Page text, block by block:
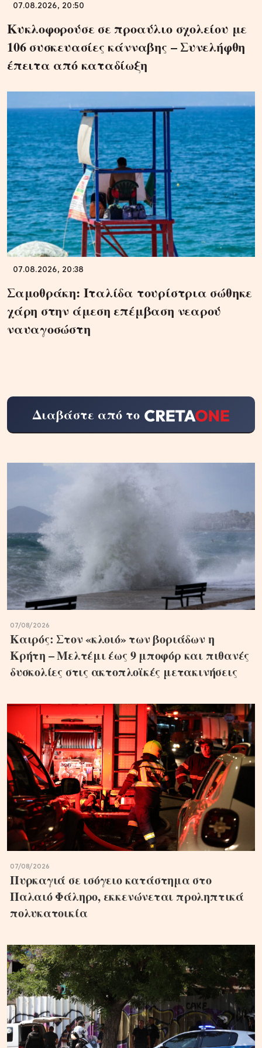
07.08.2026, 20:50
Κυκλοφορούσε σε προαύλιο σχολείου με
106 συσκευασίες κάνναβης – Συνελήφθη
έπειτα από καταδίωξη
07.08.2026, 20:38
Σαμοθράκη: Ιταλίδα τουρίστρια σώθηκε
χάρη στην άμεση επέμβαση νεαρού
ναυαγοσώστη
Διαβάστε από το
07/08/2026
Καιρός: Στον «κλοιό» των βοριάδων η
Κρήτη – Μελτέμι έως 9 μποφόρ και πιθανές
δυσκολίες στις ακτοπλοϊκές μετακινήσεις
07/08/2026
Πυρκαγιά σε ισόγειο κατάστημα στο
Παλαιό Φάληρο, εκκενώνεται προληπτικά
πολυκατοικία